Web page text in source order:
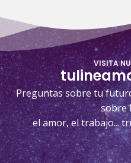
VISITA
Preguntas sobre tu
sobre
el amor, el trabajo...